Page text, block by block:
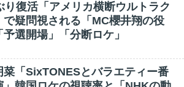
り復活「アメリカ横断ウルトラク
で疑問視される「MC櫻井翔の役
選開場」「分断ロケ」
菜「SixTONESとバラエティー番